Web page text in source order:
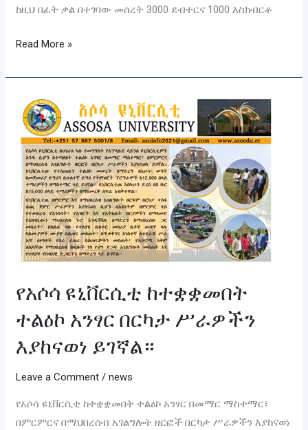
ከዚህ በፊት ቃል በተገባው መሰረት 3000 ደብተርና 1000 እስክብርቶ
Read More »
የአሶሳ ዩኒቨርሲቲ ከተቋቋመበት
ተልዕኮ አንፃር በርካታ ሥራዎችን
እያከናወነ ይገኛል።
Leave a Comment /news
የአሶሳ ዩኒቨርሲቲ ከተቋቋመበት ተልዕኮ አንፃር በመማር ማስተማር፣
በምርምርና በማህበረሰብ አገልግሎት ዘርፎች በርካታ ሥራዎችን እያከናወነ
የአሶሳ
ዩኒቨርሲቲ
ከተቋቋመበት
ተልዕኮ
አንፃር
በርካታ
ሥራዎችን
እያከናወነ
ይገኛል።